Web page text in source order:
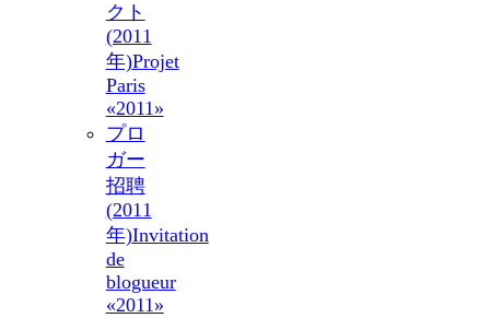
クト
(2011
年)Projet
Paris
«2011»
プロ
ガー
招聘
(2011
年)Invitation
de
blogueur
«2011»